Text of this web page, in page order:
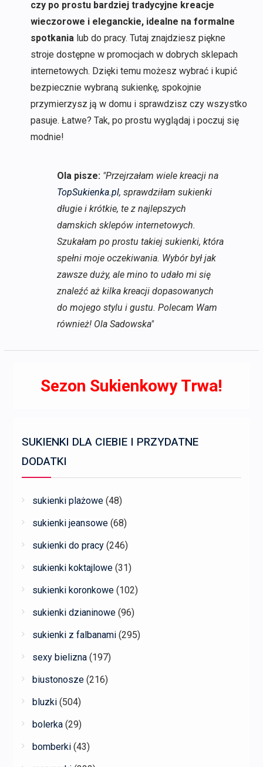
czy po prostu bardziej tradycyjne kreacje
wieczorowe i eleganckie, idealne na formalne
spotkanialub do pracy. Tutaj znajdziesz piękne
stroje dostępne w promocjach w dobrych sklepach
internetowych. Dzięki temu możesz wybrać i kupić
bezpiecznie wybraną sukienkę, spokojnie
przymierzysz ją w domu i sprawdzisz czy wszystko
pasuje. Łatwe? Tak, po prostu wyglądaj i poczuj się
modnie!
Ola pisze: "Przejrzałam wiele kreacji na
TopSukienka.pl, sprawdziłam sukienki
długie i krótkie, te z najlepszych
damskich sklepów internetowych.
Szukałam po prostu takiej sukienki, która
spełni moje oczekiwania. Wybór był jak
zawsze duży, ale mino to udało mi się
znaleźć aż kilka kreacji dopasowanych
do mojego stylu i gustu. Polecam Wam
również! Ola Sadowska"
Sezon Sukienkowy Trwa!
SUKIENKI DLA CIEBIE I PRZYDATNE
DODATKI
sukienki plażowe (48)
sukienki jeansowe (68)
sukienki do pracy (246)
sukienki koktajlowe (31)
sukienki koronkowe (102)
sukienki dzianinowe (96)
sukienki z falbanami (295)
sexy bielizna (197)
biustonosze (216)
bluzki (504)
bolerka (29)
bomberki (43)